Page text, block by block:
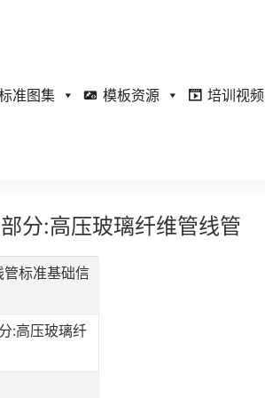
准图集 模板资源 培训视频
分:高压玻璃纤维管线管
标准基础信
:高压玻璃纤